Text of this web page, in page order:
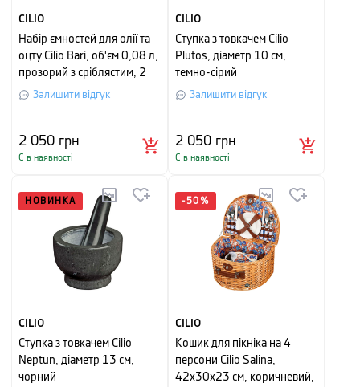
CILIO
Набір ємностей для олії та
оцту Cilio Bari, об'єм 0,08 л,
прозорий з сріблястим, 2
шт Залишити відгук
2 050 грн
Є в наявності
CILIO
Ступка з товкачем Cilio
Plutos, діаметр 10 см,
темно-сірий
Залишити відгук
2 050 грн
Є в наявності
НОВИНКА
CILIO
Ступка з товкачем Cilio
Neptun, діаметр 13 см,
чорний
-50 %
CILIO
Кошик для пікніка на 4
персони Cilio Salina,
42х30х23 см, коричневий,